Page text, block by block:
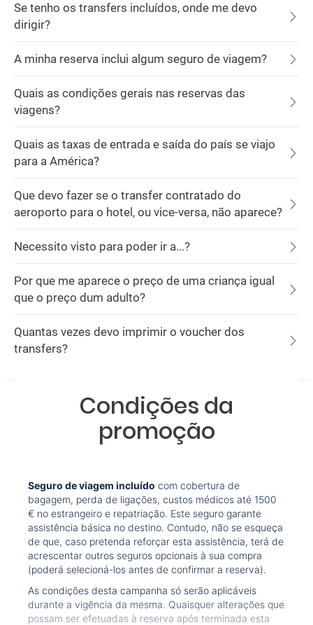
Se tenho os transfers incluídos, onde me devo
dirigir?
A minha reserva inclui algum seguro de viagem?
Quais as condições gerais nas reservas das
viagens?
Quais as taxas de entrada e saída do país se viajo
para a América?
Que devo fazer se o transfer contratado do
aeroporto para o hotel, ou vice-versa, não aparece?
Necessito visto para poder ir a...?
Por que me aparece o preço de uma criança igual
que o preço dum adulto?
Quantas vezes devo imprimir o voucher dos
transfers?
Condições da
promoção
Seguro de viagem incluído com cobertura de
bagagem, perda de ligações, custos médicos até 1500
€ no estrangeiro e repatriação. Este seguro garante
assistência básica no destino. Contudo, não se esqueça
de que, caso pretenda reforçar esta assistência, terá de
acrescentar outros seguros opcionais à sua compra
(poderá selecioná-los antes de confirmar a reserva).
As condições desta campanha só serão aplicáveis
durante a vigência da mesma. Quaisquer alterações que
possam ser efetuadas à reserva após terminada esta